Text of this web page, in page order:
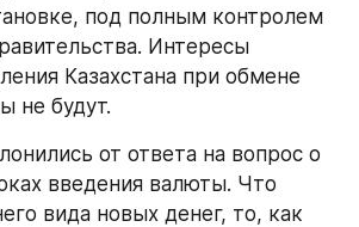
под полным контролем
Интересы
Казахстана при обмене
не будут.
от ответа на вопрос о
введения валюты. Что
вида новых денег, то, как